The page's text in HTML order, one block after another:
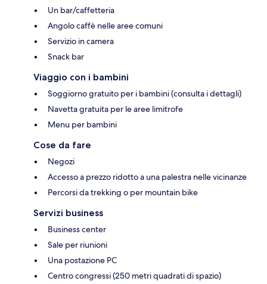
Un bar/caffetteria
Angolo caffè nelle aree comuni
Servizio in camera
Snack bar
Viaggio con i bambini
Soggiorno gratuito per i bambini (consulta i dettagli)
Navetta gratuita per le aree limitrofe
Menu per bambini
Cose da fare
Negozi
Accesso a prezzo ridotto a una palestra nelle vicinanze
Percorsi da trekking o per mountain bike
Servizi business
Business center
Sale per riunioni
Una postazione PC
Centro congressi (250 metri quadrati di spazio)